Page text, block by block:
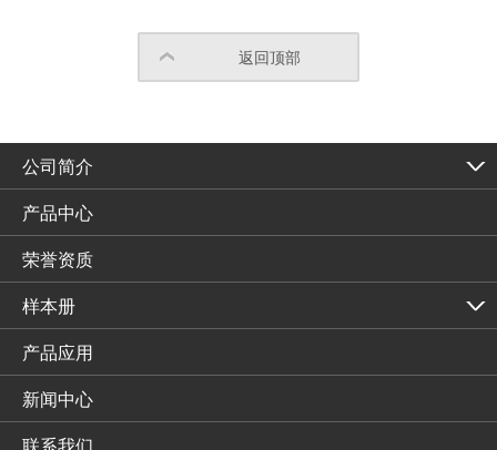
返回顶部
公司简介
产品中心
荣誉资质
样本册
产品应用
新闻中心